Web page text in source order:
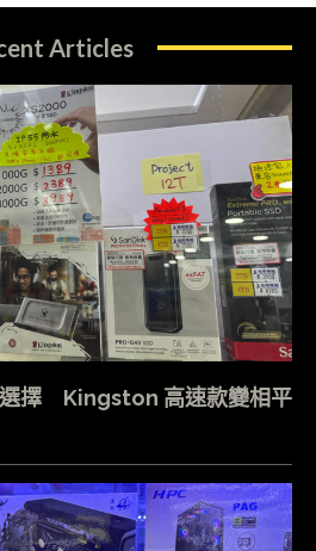
Articles
選擇 Kingston 高速款變相平